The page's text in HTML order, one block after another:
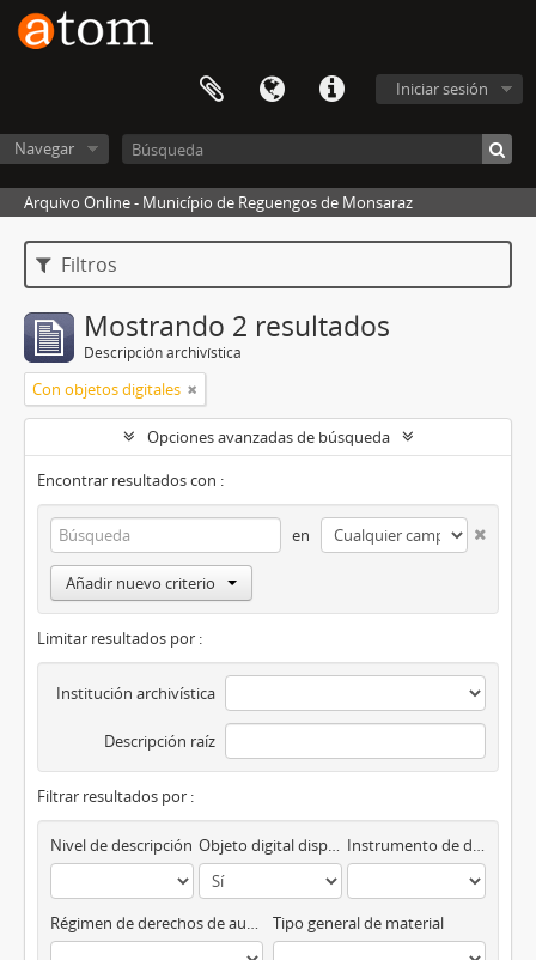
Iniciar sesión
Navegar
Arquivo Online - Município de Reguengos de Monsaraz
Filtros
Mostrando 2 resultados
Descripción archivística
Con objetos digitales
Opciones avanzadas de búsqueda
Encontrar resultados con :
en
Añadir nuevo criterio
Limitar resultados por :
Institución archivística
Descripción raíz
Filtrar resultados por :
Nivel de descripción Objeto digital disponibles Instrumento de descripción
Régimen de derechos de autor Tipo general de material